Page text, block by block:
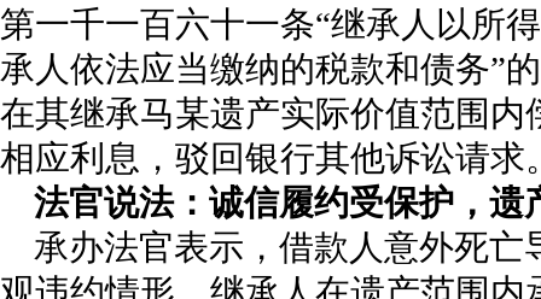
第一千一百六十一条“继承人以所
承人依法应当缴纳的税款和债务”
在其继承马某遗产实际价值范围内
相应利息，驳回银行其他诉讼请求
法官说法：诚信履约受保护，遗
承办法官表示，借款人意外死